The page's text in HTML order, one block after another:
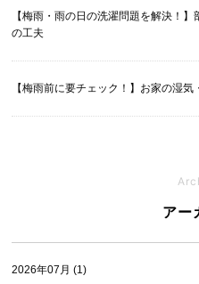
【梅雨・雨の日の洗濯問題を解決！
の工夫
【梅雨前に要チェック！】お家の湿
アー
2026年07月 (1)